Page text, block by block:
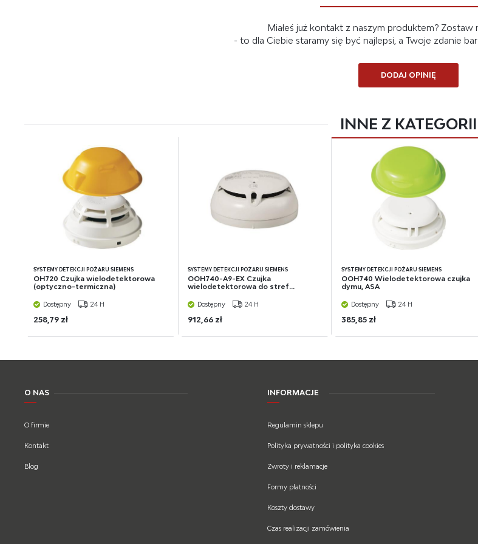
Miałeś już kontakt z naszym produktem? Zostaw
- to dla Ciebie staramy się być najlepsi, a Twoje zdanie
DODAJ OPINIĘ
INNE Z KATEGORII
SYSTEMY DETEKCJI POŻARU SIEMENS
OH720 Czujka wielodetektorowa
(optyczno-termiczna)
Dostępny 24 H
258,79 zł
SYSTEMY DETEKCJI POŻARU SIEMENS
OOH740-A9-EX Czujka
wielodetektorowa do stref...
Dostępny 24 H
912,66 zł
SYSTEMY DETEKCJI POŻARU SIEMENS
OOH740 Wielodetektorowa czujka
dymu, ASA
Dostępny 24 H
385,85 zł
O NAS
O firmie
Kontakt
Blog
INFORMACJE
Regulamin sklepu
Polityka prywatności i polityka cookies
Zwroty i reklamacje
Formy płatności
Koszty dostawy
Czas realizacji zamówienia
internetowej. Treści promocyjne mogą pojawić się na stronach
będących naszymi partnerami oraz innych dostawców usług. Firmy
pośredników prezentujących nasze treści w postaci wiadomości, ofert,